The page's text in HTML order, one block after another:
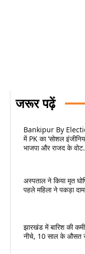
जरूर पढ़ें
Bankipur By
में PK का ‘सोशल
भाजपा और राजद के
अस्पताल ने किया मृत
पहले महिला ने पकड़ा
झारखंड में बारिश की
नीचे, 10 साल के औसत